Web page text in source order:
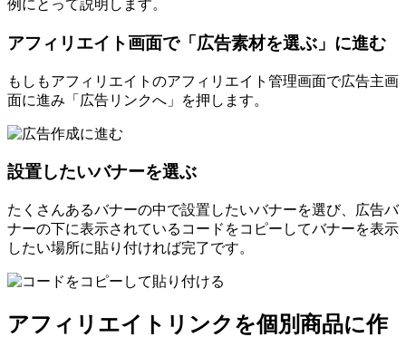
例にとって説明します。
アフィリエイト画面で「広告素材を選ぶ」に進む
もしもアフィリエイトのアフィリエイト管理画面で広告主画
面に進み「広告リンクへ」を押します。
設置したいバナーを選ぶ
たくさんあるバナーの中で設置したいバナーを選び、広告バ
ナーの下に表示されているコードをコピーしてバナーを表示
したい場所に貼り付ければ完了です。
アフィリエイトリンクを個別商品に作